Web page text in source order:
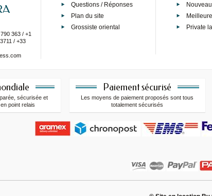
363 / +1
/ +33
Questions / Réponses
Plan du site
Grossiste oriental
Private
sécurisée et
point relais
Paiement sécurisé
Les moyens de paiement proposés sont tous
totalement sécurisés